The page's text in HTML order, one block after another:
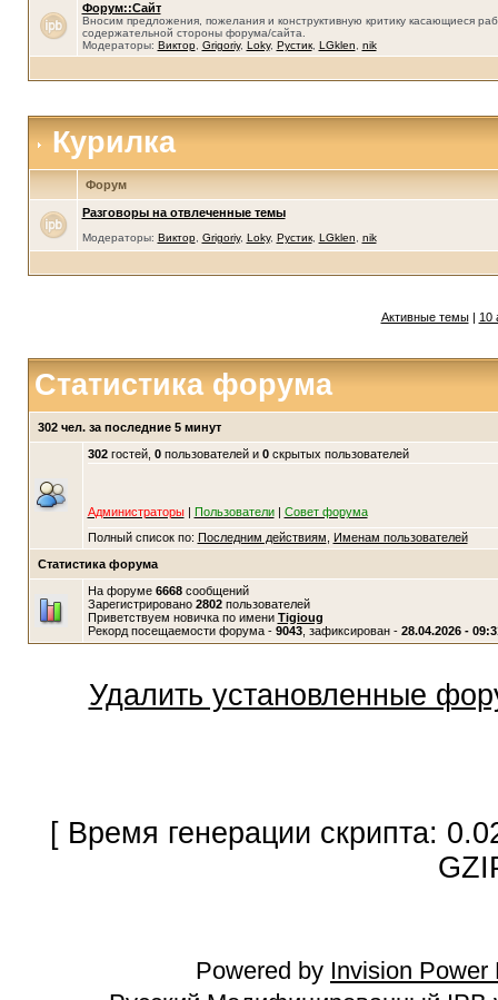
Форум::Сайт
Вносим предложения, пожелания и конструктивную критику касающиеся
содержательной стороны форума/сайта.
Модераторы: Виктор, Grigoriy, Loky, Рустик, LGklen nik
Курилка
Форум
Разговоры на отвлеченные темы
Модераторы: Виктор, Grigoriy, Loky, Рустик, LGklen nik
Активные темы| 10
Статистика форума
302 чел. за последние 5 минут
302гостей, 0пользователей и 0скрытых пользователей
Администраторы| Пользователи| Совет форума
Полный список по: Последним действиям
Именам пользователей
Статистика форума
На форуме 6668сообщений
Зарегистрировано 2802пользователей
Приветствуем новичка по имени Tigioug
Рекорд посещаемости форума - 9043, зафиксирован - 28.04.2026 -
Удалить установленные
[ Время генерации скрипта:
Powered by Invision Power